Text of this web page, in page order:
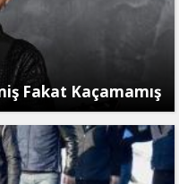
Fakat Kaçamamış